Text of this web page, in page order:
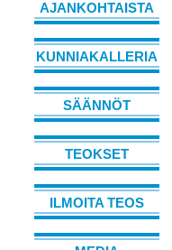
AJANKOHTAISTA
KUNNIAKALLERIA
SÄÄNNÖT
TEOKSET
ILMOITA TEOS